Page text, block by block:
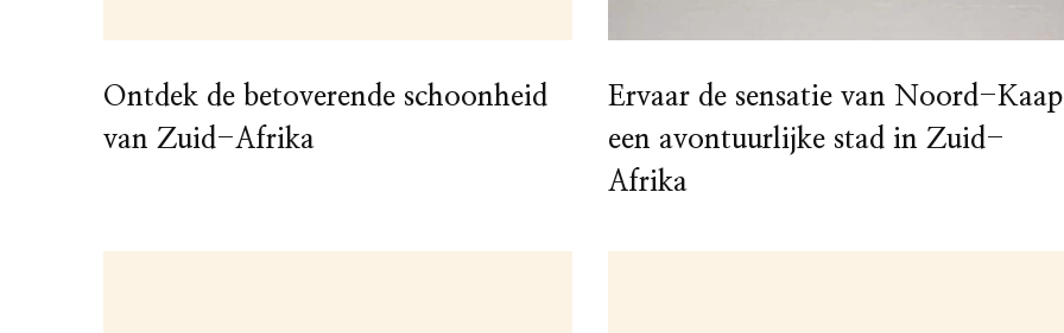
Ontdek de betoverende schoonheid
van Zuid-Afrika
Ervaar de sensatie van Noord-
een avontuurlijke stad in Zuid-
Afrika